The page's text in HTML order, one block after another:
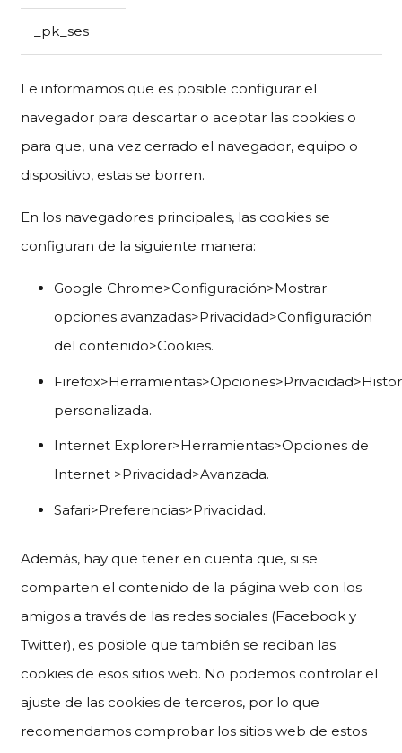
_pk_ses
Le informamos que es posible configurar el
navegador para descartar o aceptar las cookies o
para que, una vez cerrado el navegador, equipo o
dispositivo, estas se borren.
En los navegadores principales, las cookies se
configuran de la siguiente manera:
Google Chrome>Configuración>Mostrar
opciones avanzadas>Privacidad>Configuración
del contenido>Cookies.
personalizada.
Internet Explorer>Herramientas>Opciones de
Internet >Privacidad>Avanzada.
Safari>Preferencias>Privacidad.
Además, hay que tener en cuenta que, si se
comparten el contenido de la página web con los
amigos a través de las redes sociales (Facebook y
Twitter), es posible que también se reciban las
cookies de esos sitios web. No podemos controlar el
ajuste de las cookies de terceros, por lo que
recomendamos comprobar los sitios web de estos